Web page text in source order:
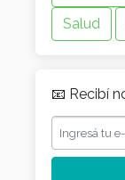
Salud
📧 Recibí